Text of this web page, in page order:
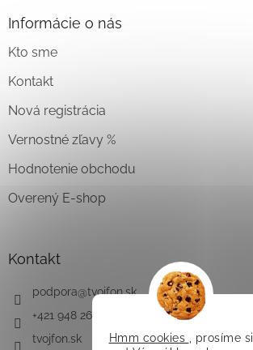
Hmm cookies
, prosíme si
Informácie o nás
Kto sme
Kontakt
Nová registrácia
Vernostné zľavy %
Hodnotenie obchodu
Overený E-shop
Kontakt
podpora@tvojfon.sk
+421 948 261 491
tvojfon.sk